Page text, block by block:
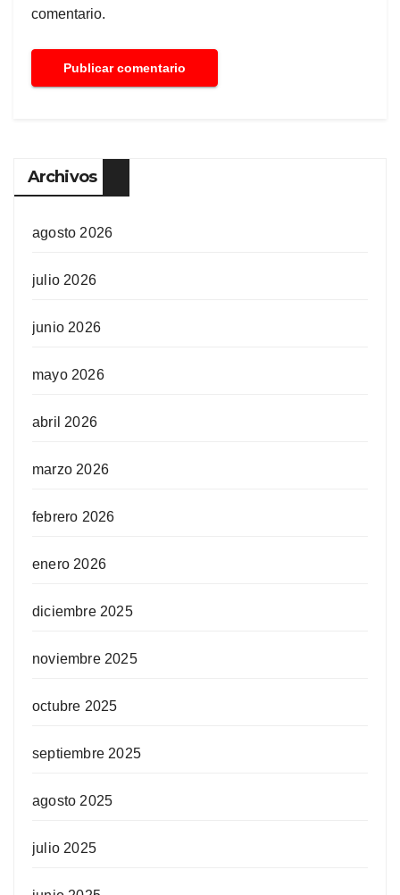
comentario.
Archivos
agosto 2026
julio 2026
junio 2026
mayo 2026
abril 2026
marzo 2026
febrero 2026
enero 2026
diciembre 2025
noviembre 2025
octubre 2025
septiembre 2025
agosto 2025
julio 2025